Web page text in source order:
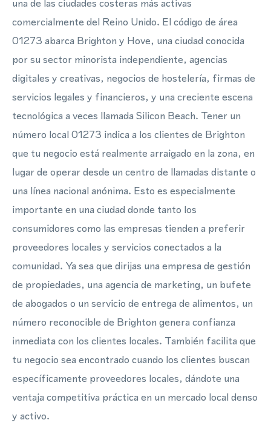
una de las ciudades costeras más activas
comercialmente del Reino Unido. El código de área
01273 abarca Brighton y Hove, una ciudad conocida
por su sector minorista independiente, agencias
digitales y creativas, negocios de hostelería, firmas de
servicios legales y financieros, y una creciente escena
tecnológica a veces llamada Silicon Beach. Tener un
número local 01273 indica a los clientes de Brighton
que tu negocio está realmente arraigado en la zona, en
lugar de operar desde un centro de llamadas distante o
una línea nacional anónima. Esto es especialmente
importante en una ciudad donde tanto los
consumidores como las empresas tienden a preferir
proveedores locales y servicios conectados a la
comunidad. Ya sea que dirijas una empresa de gestión
de propiedades, una agencia de marketing, un bufete
de abogados o un servicio de entrega de alimentos, un
número reconocible de Brighton genera confianza
inmediata con los clientes locales. También facilita que
tu negocio sea encontrado cuando los clientes buscan
específicamente proveedores locales, dándote una
ventaja competitiva práctica en un mercado local denso
y activo.